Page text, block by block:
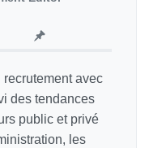
avec
des tendances
public et privé
les